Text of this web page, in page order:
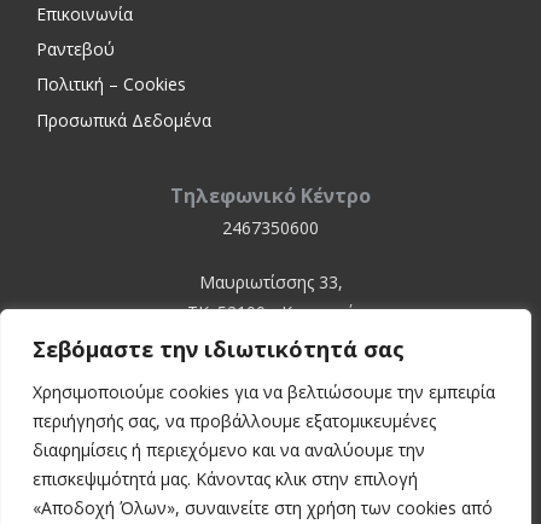
Σεβόμαστε την ιδιωτικότητά σας
Χρησιμοποιούμε cookies για να βελτιώσουμε την εμπειρία
περιήγησής σας, να προβάλλουμε εξατομικευμένες
διαφημίσεις ή περιεχόμενο και να αναλύουμε την
επισκεψιμότητά μας. Κάνοντας κλικ στην επιλογή
«Αποδοχή Όλων», συναινείτε στη χρήση των cookies από
Επικοινωνία
Ραντεβού
Πολιτική – Cookies
Προσωπικά Δεδομένα
Τηλεφωνικό Κέντρο
2467350600
Μαυριωτίσσης 33,
ΤΚ. 52100 - Καστοριά